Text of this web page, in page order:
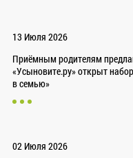
13 Июля 2026
Приёмным родителям
«Усыновите.ру» открыт
в семью»
02 Июля 2026